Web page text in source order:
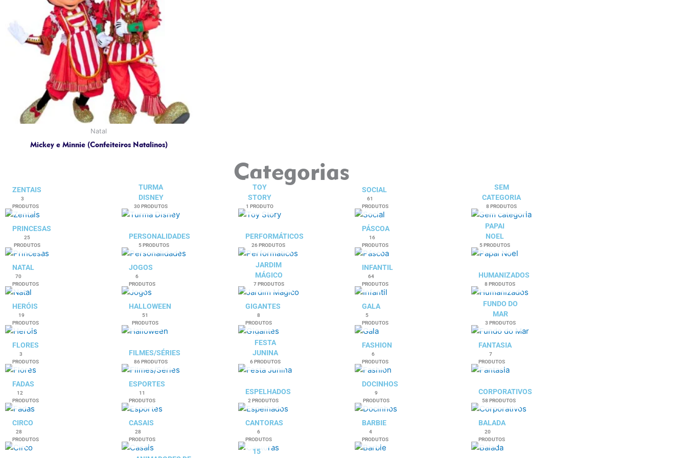
Natal
Mickey e Minnie (Confeiteiros Natalinos)
Categorias
ZENTAIS
3
PRODUTOS
TURMA
DISNEY
30 PRODUTOS
TOY
STORY
1 PRODUTO
SOCIAL
61
PRODUTOS
SEM
CATEGORIA
8 PRODUTOS
PRINCESAS
25
PRODUTOS
PERSONALIDADES
5 PRODUTOS
PERFORMÁTICOS
26 PRODUTOS
PÁSCOA
16
PRODUTOS
PAPAI
NOEL
5 PRODUTOS
NATAL
70
PRODUTOS
JOGOS
6
PRODUTOS
JARDIM
MÁGICO
7 PRODUTOS
INFANTIL
64
PRODUTOS
HUMANIZADOS
8 PRODUTOS
HERÓIS
19
PRODUTOS
HALLOWEEN
51
PRODUTOS
GIGANTES
8
PRODUTOS
GALA
5
PRODUTOS
FUNDO DO
MAR
3 PRODUTOS
FLORES
3
PRODUTOS
FILMES/SÉRIES
86 PRODUTOS
FESTA
JUNINA
6 PRODUTOS
FASHION
6
PRODUTOS
FANTASIA
7
PRODUTOS
FADAS
12
PRODUTOS
ESPORTES
11
PRODUTOS
ESPELHADOS
2 PRODUTOS
DOCINHOS
9
PRODUTOS
CORPORATIVOS
58 PRODUTOS
CIRCO
28
PRODUTOS
CASAIS
28
PRODUTOS
CANTORAS
6
PRODUTOS
BARBIE
4
PRODUTOS
BALADA
20
PRODUTOS
15